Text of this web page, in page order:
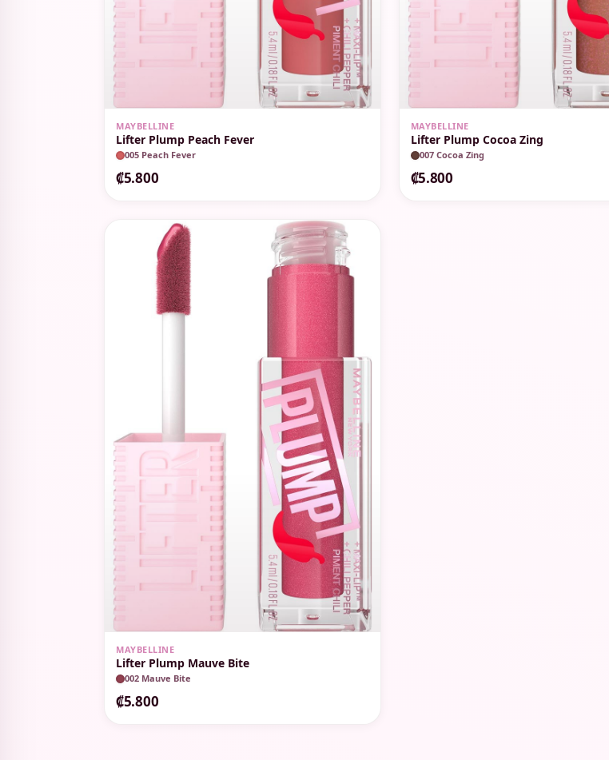
MAYBELLINE
Lifter Plump Peach Fever
005 Peach Fever
₡5.800
MAYBELLINE
Lifter Plump Cocoa Zing
007 Cocoa Zing
₡5.800
MAYBELLINE
Lifter Plump Mauve Bite
002 Mauve Bite
₡5.800